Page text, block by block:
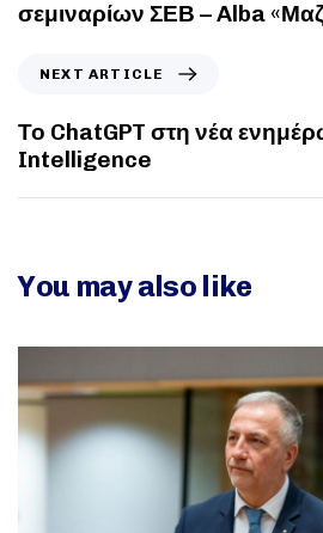
σεμιναρίων ΣΕΒ – Alba
NEXT ARTICLE
Το ChatGPT στη νέα
Intelligence
You may also like